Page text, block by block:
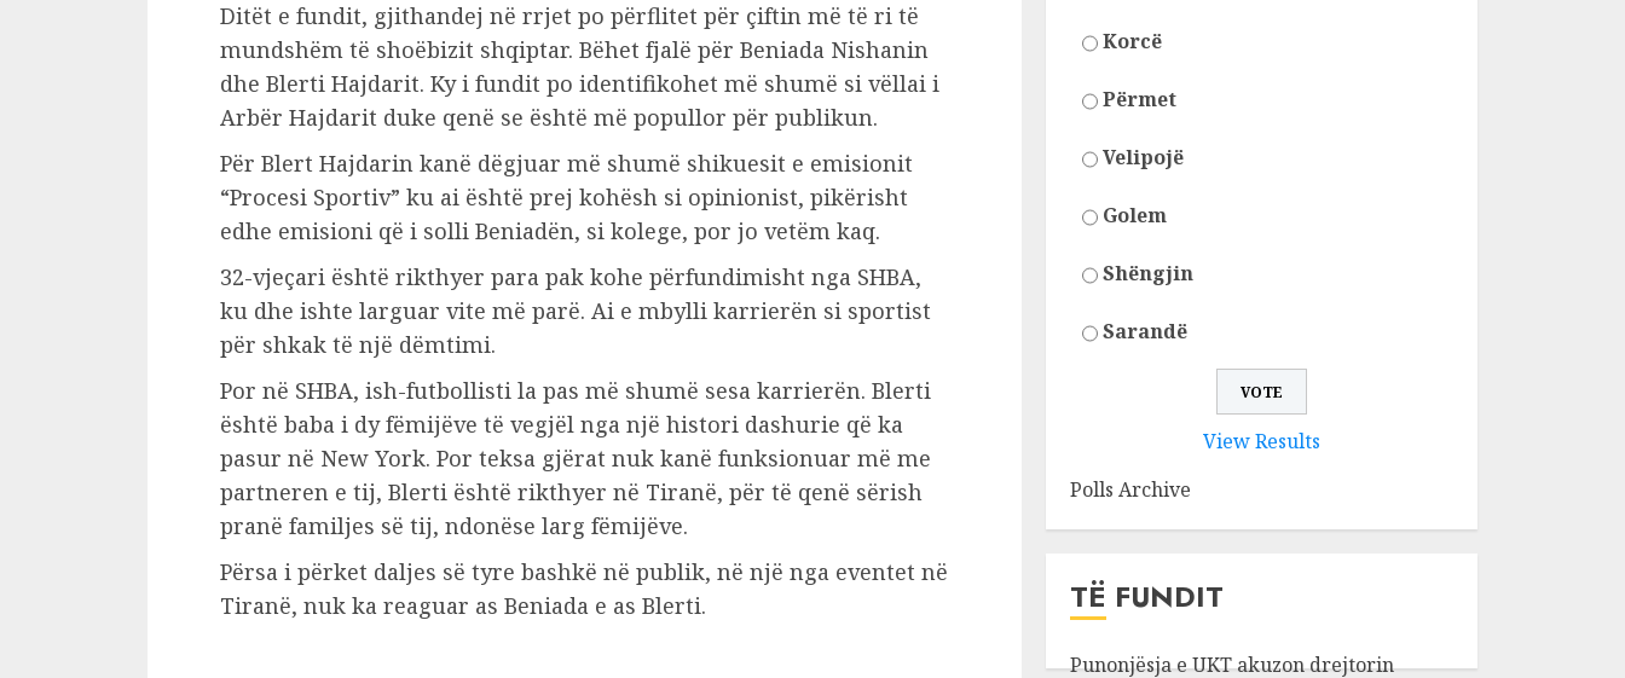
Ditët e fundit, gjithandej në rrjet po përflitet për çiftin më të ri të
mundshëm të shoëbizit shqiptar. Bëhet fjalë për Beniada Nishanin
dhe Blerti Hajdarit. Ky i fundit po identifikohet më shumë si vëllai i
Arbër Hajdarit duke qenë se është më popullor për publikun.
Për Blert Hajdarin kanë dëgjuar më shumë shikuesit e emisionit
“Procesi Sportiv” ku ai është prej kohësh si opinionist, pikërisht
edhe emisioni që i solli Beniadën, si kolege, por jo vetëm kaq.
32-vjeçari është rikthyer para pak kohe përfundimisht nga SHBA,
ku dhe ishte larguar vite më parë. Ai e mbylli karrierën si sportist
për shkak të një dëmtimi.
Por në SHBA, ish-futbollisti la pas më shumë sesa karrierën. Blerti
është baba i dy fëmijëve të vegjël nga një histori dashurie që ka
pasur në New York. Por teksa gjërat nuk kanë funksionuar më me
partneren e tij, Blerti është rikthyer në Tiranë, për të qenë sërish
pranë familjes së tij, ndonëse larg fëmijëve.
Përsa i përket daljes së tyre bashkë në publik, në një nga eventet në
Tiranë, nuk ka reaguar as Beniada e as Blerti.
Korcë
Përmet
Velipojë
Golem
Shëngjin
Sarandë
View Results
Polls Archive
TË FUNDIT
Punonjësja e UKT akuzon drejtorin